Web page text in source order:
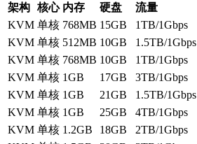
架构 核心 内存 硬盘 流量
KVM 单核 768MB 15GB 1TB/1Gbps
KVM 单核 512MB 10GB 1.5TB/1Gbps
KVM 单核 768MB 10GB 1TB/1Gbps
KVM 单核 1GB 17GB 3TB/1Gbps
KVM 单核 1GB 21GB 1.5TB/1Gbps
KVM 单核 1GB 25GB 4TB/1Gbps
KVM 单核 1.2GB 18GB 2TB/1Gbps